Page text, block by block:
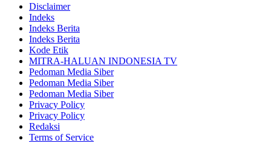
Disclaimer
Indeks
Indeks Berita
Indeks Berita
Kode Etik
MITRA-HALUAN INDONESIA TV
Pedoman Media Siber
Pedoman Media Siber
Pedoman Media Siber
Privacy Policy
Privacy Policy
Redaksi
Terms of Service